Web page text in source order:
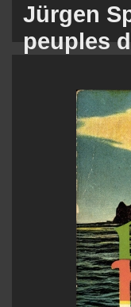
Jürgen
peuples